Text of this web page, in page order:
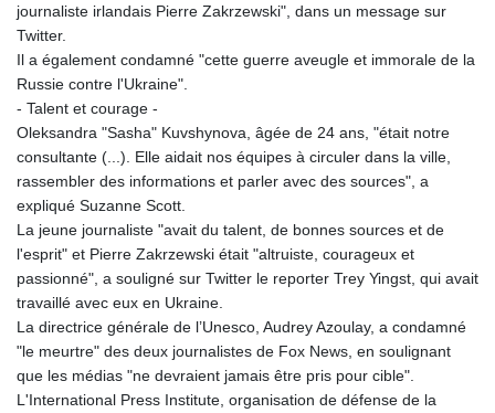
journaliste irlandais Pierre Zakrzewski", dans un message sur
Twitter.
Il a également condamné "cette guerre aveugle et immorale de la
Russie contre l'Ukraine".
- Talent et courage -
Oleksandra "Sasha" Kuvshynova, âgée de 24 ans, "était notre
consultante (...). Elle aidait nos équipes à circuler dans la ville,
rassembler des informations et parler avec des sources", a
expliqué Suzanne Scott.
La jeune journaliste "avait du talent, de bonnes sources et de
l'esprit" et Pierre Zakrzewski était "altruiste, courageux et
passionné", a souligné sur Twitter le reporter Trey Yingst, qui avait
travaillé avec eux en Ukraine.
La directrice générale de l’Unesco, Audrey Azoulay, a condamné
"le meurtre" des deux journalistes de Fox News, en soulignant
que les médias "ne devraient jamais être pris pour cible".
L'International Press Institute, organisation de défense de la